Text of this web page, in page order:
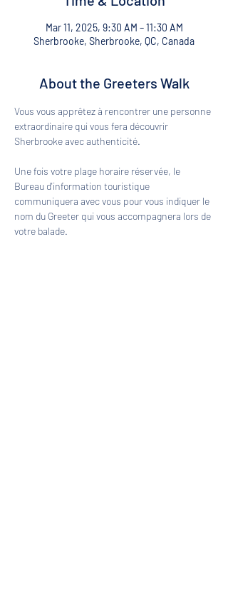
Mar 11, 2025, 9:30 AM – 11:30 AM
Sherbrooke, Sherbrooke, QC, Canada
About the Greeters Walk
Vous vous apprêtez à rencontrer une personne
extraordinaire qui vous fera découvrir
Sherbrooke avec authenticité.
Une fois votre plage horaire réservée, le
Bureau d'information touristique
communiquera avec vous pour vous indiquer le
nom du Greeter qui vous accompagnera lors de
votre balade.